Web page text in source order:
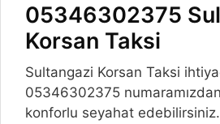
05346302375
Korsan Taksi
Sultangazi Korsan Taksi
05346302375
konforlu seyahat